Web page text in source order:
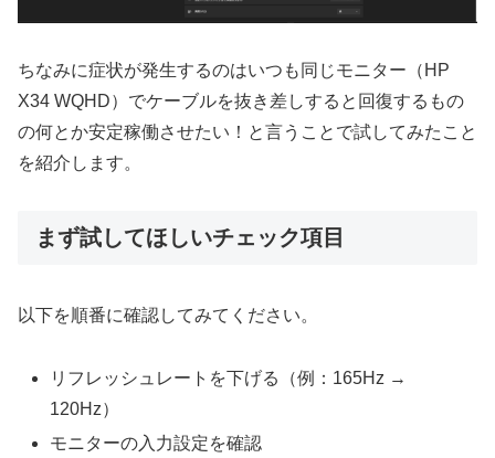
ちなみに症状が発生するのはいつも同じモニター（HP
X34 WQHD）でケーブルを抜き差しすると回復するもの
の何とか安定稼働させたい！と言うことで試してみたこと
を紹介します。
まず試してほしいチェック項目
以下を順番に確認してみてください。
リフレッシュレートを下げる（例：165Hz →
120Hz）
モニターの入力設定を確認